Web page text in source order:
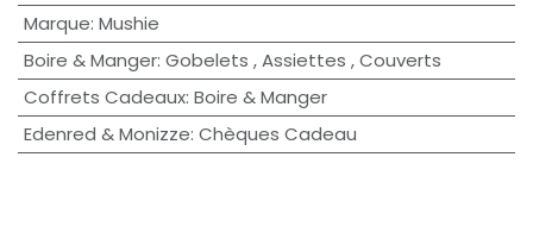
Marque: Mushie
Boire & Manger: Gobelets ,Assiettes ,Couverts
Coffrets Cadeaux: Boire & Manger
Edenred & Monizze: Chèques Cadeau